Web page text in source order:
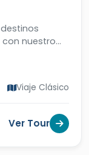
nuestro
Viaje Clásico
Ver Tour